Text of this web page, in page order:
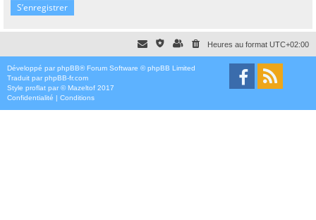
S’enregistrer
Heures au format UTC+02:00
Développé par phpBB® Forum Software © phpBB Limited
Traduit par phpBB-fr.com
Style proflat par ©Mazeltof 2017
Confidentialité | Conditions